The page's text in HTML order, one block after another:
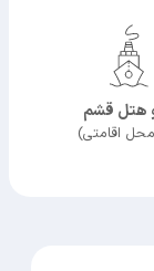
هتل قشم